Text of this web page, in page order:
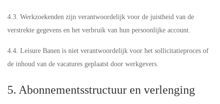
4.3. Werkzoekenden zijn verantwoordelijk voor de juistheid van de
verstrekte gegevens en het verbruik van hun persoonlijke account.
4.4. Leisure Banen is niet verantwoordelijk voor het sollicitatieproces of
de inhoud van de vacatures geplaatst door werkgevers.
5. Abonnementsstructuur en verlenging